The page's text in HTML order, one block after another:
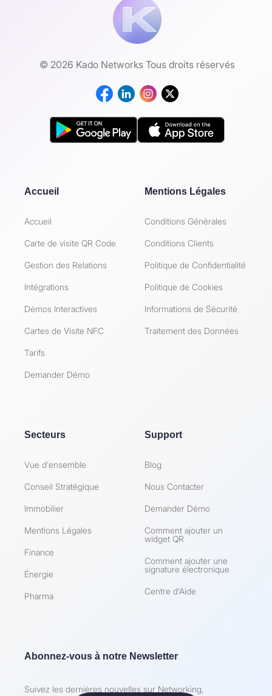
© 2026 Kado Networks Tous droits réservés
Accueil
Accueil
Carte de visite QR Code
Gestion des Relations
Intégrations
Démos Interactives
Cartes de Visite NFC
Tarifs
Demander Démo
Mentions Légales
Conditions Générales
Conditions Clients
Politique de Confidentialité
Politique de Cookies
Informations de Sécurité
Traitement des Données
Secteurs
Vue d'ensemble
Conseil Stratégique
Immobilier
Mentions Légales
Finance
Énergie
Pharma
Support
Blog
Nous Contacter
Demander Démo
Comment ajouter un
widget QR
Comment ajouter une
signature électronique
Centre d'Aide
Abonnez-vous à notre Newsletter
Suivez les dernières nouvelles sur Networking,